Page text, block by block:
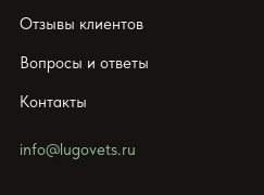
Отзывы клиентов
Вопросы и ответы
Контакты
info@lugovets.ru